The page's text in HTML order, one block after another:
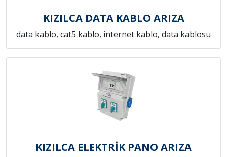
KIZILCA DATA KABLO ARIZA
data kablo, cat5 kablo, internet kablo, data kablosu
KIZILCA ELEKTRİK PANO ARIZA